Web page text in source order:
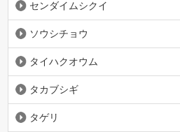
センダイムシクイ
ソウシチョウ
タイハクオウム
タカブシギ
タゲリ